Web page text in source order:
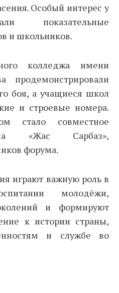
Особый интерес у
показательные
и школьников.
колледжа имени
продемонстрировали
боя, а учащиеся школ
и строевые номера.
стало совместное
«Жас Сарбаз»,
форума.
играют важную роль в
молодёжи,
и формируют
к истории страны,
и службе во